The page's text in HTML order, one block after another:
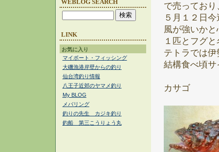
で売ってお
５月１２日
風が強いか
１匹とフグ
テトラでは
結構食べ頃
カサゴ
WEBLOG SEARCH
LINK
お気に入り
マイボート・フィッシング
大磯漁港岸壁からの釣り
仙台湾釣り情報
八王子近郊のヤマメ釣り
My BLOG
メバリング
釣りの先生 カジキ釣り
釣船 第三こうりょう丸